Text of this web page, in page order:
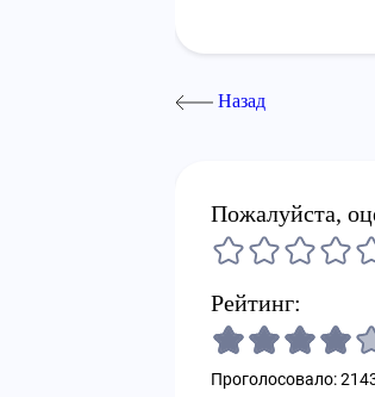
Назад
Пожалуйста,
Рейтинг:
Проголосовало: